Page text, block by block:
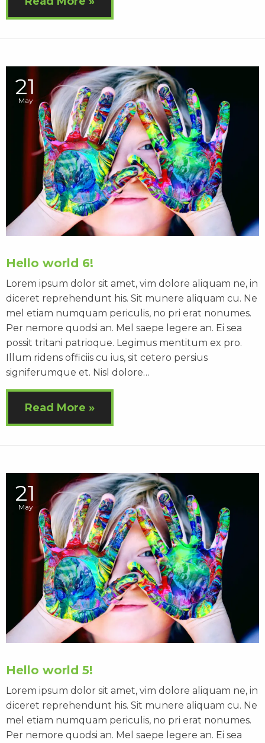
21
May
Hello world 6!
Lorem ipsum dolor sit amet, vim dolore aliquam ne, in
diceret reprehendunt his. Sit munere aliquam cu. Ne
mel etiam numquam periculis, no pri erat nonumes.
Per nemore quodsi an. Mel saepe legere an. Ei sea
possit tritani patrioque. Legimus mentitum ex pro.
Illum ridens officiis cu ius, sit cetero persius
signiferumque et. Nisl dolore…
Read More
21
May
Hello world 5!
Lorem ipsum dolor sit amet, vim dolore aliquam ne, in
diceret reprehendunt his. Sit munere aliquam cu. Ne
mel etiam numquam periculis, no pri erat nonumes.
Per nemore quodsi an. Mel saepe legere an. Ei sea